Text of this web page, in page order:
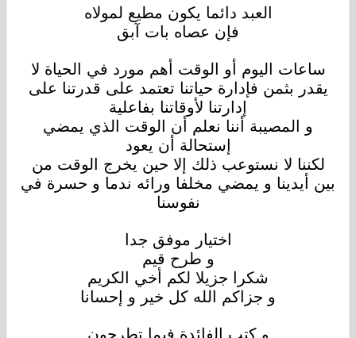
العبد دائما يكون مطيع لمولاه
فإن عصاه بات آبق
ساعات اليوم أو الوقت أهم مورد في الحياة لا
يقدر بثمن فإدارة حياتنا تعتمد على قدرتنا على
إدارتنا لأوقاتنا بفاعلية
و المصيبة أننا نعلم أن الوقت الذي يمضي
إستحالة أن يعود
لكننا لا نستوعب ذلك إلا حين يخرج الوقت من
بين أيدينا و يمضي مخلفا ورائه ندما و حسرة في
نفوسنا
اختيار موفق جدا
و طرح قيم
شكرا جزيلا لكم أخي الكريم
و جزاكم الله كل خير و إحسانا
و كتب الفائدة فيما تطرحون